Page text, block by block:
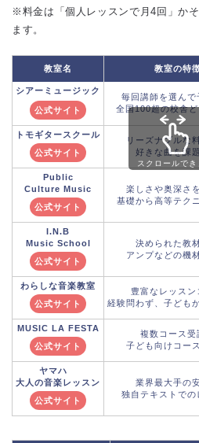
※料金は「個人レッスンで月4回」か
ます。
教室名 教室の特
シアーミュージック
公式サイト
毎回講師を選んで
全国100超の校舎
トモギタースクール
公式サイト
リーズナブルな
好きな曲を課
Public
Culture Music
公式サイト
楽しさや奥深さ
基礎から高等テク
I.N.B
Music School
公式サイト
決められた教
アンプなどの機
わらしな音楽教室
公式サイト
豊富なレッスン
経験問わず、子ども
MUSIC LA FESTA
公式サイト
複数コース受
子ども向けコー
ヤマハ
大人の音楽レッスン
公式サイト
業界最大手の
独自テキストでの
スクロールでき